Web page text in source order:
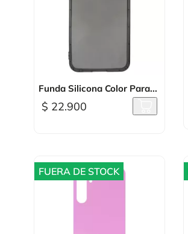
Vista rápida
Funda Silicona Color Para...
$ 22.900
FUERA DE STOCK